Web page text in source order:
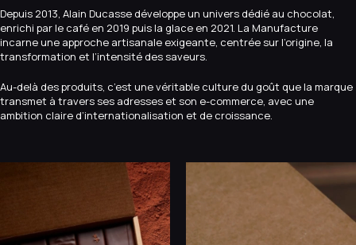
Depuis 2013, Alain Ducasse développe un univers dédié au chocolat,
enrichi par le café en 2019 puis la glace en 2021. La Manufacture
incarne une approche artisanale exigeante, centrée sur l’origine, la
transformation et l’intensité des saveurs.
Au-delà des produits, c’est une véritable culture du goût que la marque
transmet à travers ses adresses et son e-commerce, avec une
ambition claire d’internationalisation et de croissance.